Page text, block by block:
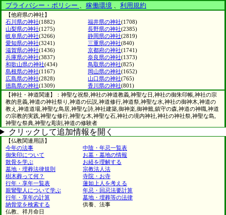
プライバシー・ポリシー
稼働環境 利用規約
【他府県の神社】
石川県の神社(1882) 福井県の神社(1708)
山梨県の神社(1275) 長野県の神社(2385)
岐阜県の神社(3266) 静岡県の神社(2819)
愛知県の神社(3241) 三重県の神社(840)
滋賀県の神社(1436) 京都府の神社(1741)
兵庫県の神社(3837) 奈良県の神社(1373)
和歌山県の神社(434) 鳥取県の神社(825)
島根県の神社(1167) 岡山県の神社(1652)
広島県の神社(2828) 山口県の神社(765)
徳島県の神社(1309) 香川県の神社(801)
【神社・神道関連】：神聖な祝祭,神社の神道教義,神聖な日,神社の御朱印帳,神社の宗
教的意義,神道の神社祭り,神道の伝説,神道修行,神道祭,神聖な水,神社の御神木,神道の
教え,神道道場,神聖な鳥居,神聖な詩,神社建築,御神楽,御神籤,鎮守の森,神道の神職,神道
の宗教的実践,神聖な修行,神聖な木,神聖な石,神社の境内神社,神社の神社祭,神聖な島,
神聖な祭典,神聖な彫刻,神道の修験者
クリックして追加情報を開く
【仏教関連用語】
今年の法事
中陰・年忌一覧表
御朱印について
お墓・墓地の情報
散骨を学ぶ
お経を理解する
墓地・埋葬法律規則
宗教法人法
樹木葬って何？
寺院・お寺
行年・享年一覧表
蓮如上人を考える
親鸞聖人について学ぶ
年忌・回忌法要計算
行年・享年の計算
墓地・埋葬等の法律
納骨堂を検索する
供養、法事
仏教、祥月命日